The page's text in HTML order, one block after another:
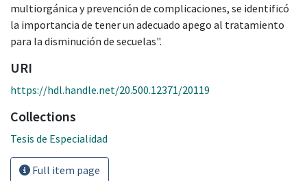
multiorgánica y prevención de complicaciones, se identificó
la importancia de tener un adecuado apego al tratamiento
para la disminución de secuelas".
URI
https://hdl.handle.net/20.500.12371/20119
Collections
Tesis de Especialidad
Full item page